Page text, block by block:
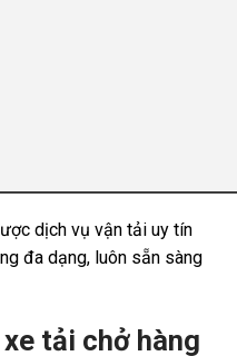
dịch vụ vận tải uy tín
đa dạng, luôn sẵn sàng
tải chở hàng